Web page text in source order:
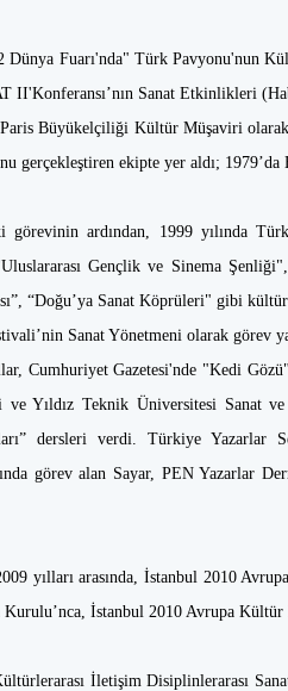
Dünya Fuarı'nda" Türk Pavyonu'nun
II'Konferansı’nın Sanat Etkinlikleri
Paris Büyükelçiliği Kültür Müşaviri olarak
gerçekleştiren ekipte yer aldı;
görevinin ardından, 1999 yılında
Gençlik ve Sinema
“Doğu’ya Sanat Köprüleri" gibi
Sanat Yönetmeni olarak görev
Cumhuriyet Gazetesi'nde "Kedi
ve Yıldız Teknik Üniversitesi Sanat
dersleri verdi. Türkiye Yazarlar
görev alan Sayar, PEN Yazarlar
yılları arasında, İstanbul 2010
Kurulu’nca, İstanbul 2010 Avrupa
İletişim Disiplinlerarası